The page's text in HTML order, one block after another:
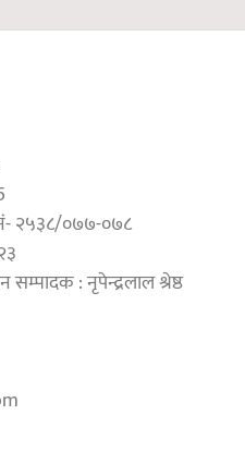
नं- २५३८/०७७-०७८
सम्पादक : नृपेन्द्रलाल श्रेष्ठ